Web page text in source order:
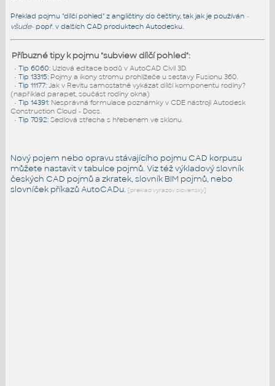
Překlad pojmu "dílčí pohled" z angličtiny do češtiny, tak jak je používán -
všude-popř. v dalších CAD produktech Autodesku.
Příbuzné tipy k pojmu "subview dílčí pohled":
• Tip 6060: Uzlová editace bodů v AutoCAD Civil 3D.
• Tip 13315: Pojmy a ikony stromu prohlížeče u sestavy Fusionu 360.
• Tip 11177: Jak v Revitu samostatně vykázat dílčí komponentu rodiny?
(například parapet, součást rodiny okna)
• Tip 14391: Nesprávná formulace poznámky v CDE nástroji Autodesk
Construction Cloud - Docs.
• Tip 7092: Sedlová střecha s hřebenem ve sklonu.
Nový pojem nebo opravu stávajícího pojmu CAD korpusu
můžete nastavit v tabulce pojmů. Viz téžvýkladový slovník
českých CAD pojmů a zkratek,slovník BIM pojmů, nebo
slovníček příkazů AutoCADu. [preklad vyrazov slovensky]